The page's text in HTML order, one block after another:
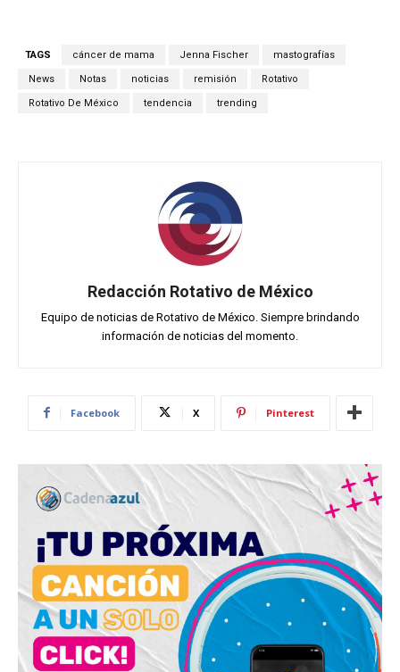
TAGS cáncer de mama Jenna Fischer mastografías
News Notas noticias remisión Rotativo
Rotativo De México tendencia trending
Redacción Rotativo de México
Equipo de noticias de Rotativo de México. Siempre brindando
información de noticias del momento.
Facebook X Pinterest